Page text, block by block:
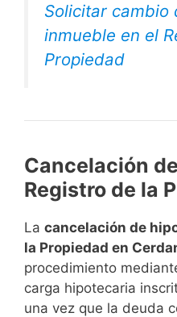
Solicitar cambio
inmueble en el
Propiedad
Cancelación
Registro de la
La cancelación de
la Propiedad en
procedimiento
carga hipotecaria
una vez que la deuda